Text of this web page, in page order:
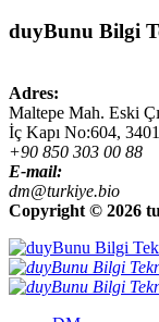
duyBunu Bilgi
Adres:
Maltepe Mah. Eski
İç Kapı No:604,
+90 850 303 00 88
E-mail:
dm@turkiye.bio
Copyright © 2026